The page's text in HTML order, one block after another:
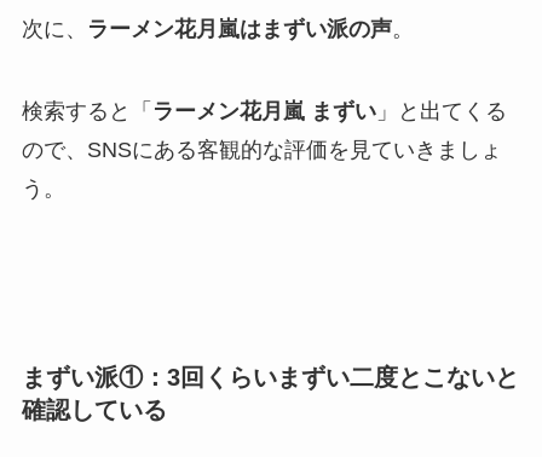
次に、 ラーメン花月嵐はまずい派の声。
検索すると「 ラーメン花月嵐 まずい」と出てくる
ので、SNSにある客観的な評価を見ていきましょ
う。
まずい派①：3回くらいまずい二度とこないと
確認している